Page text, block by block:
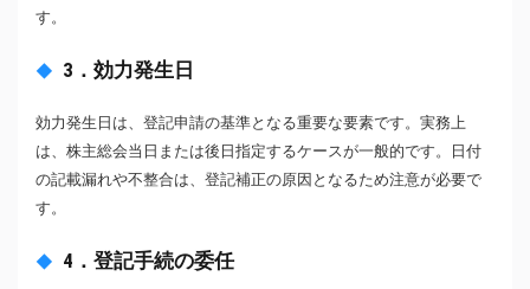
す。
3．効力発生日
効力発生日は、登記申請の基準となる重要な要素です。実務上
は、株主総会当日または後日指定するケースが一般的です。日付
の記載漏れや不整合は、登記補正の原因となるため注意が必要で
す。
4．登記手続の委任